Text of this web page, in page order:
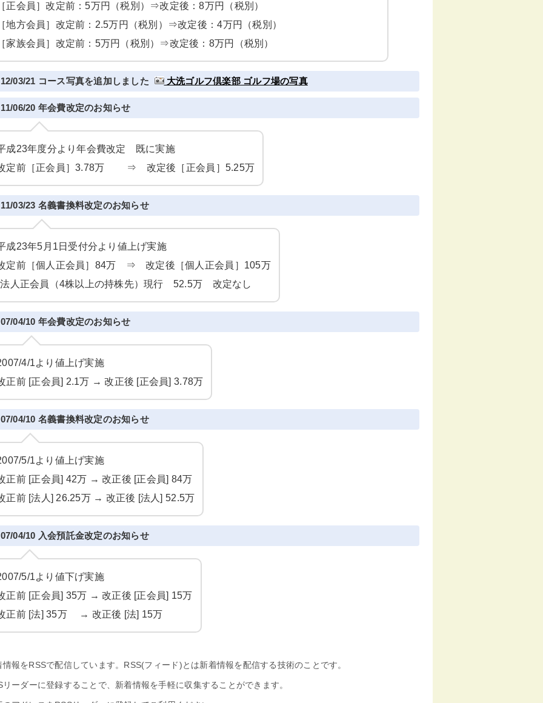
正会員］改定前：5万円（税別）⇒改定後：8万円（税別）
地方会員］改定前：2.5万円（税別）⇒改定後：4万円（税別）
家族会員］改定前：5万円（税別）⇒改定後：8万円（税別）
03/21 コース写真を追加しました 大洗ゴルフ倶楽部 ゴルフ場の写真
06/20 年会費改定のお知らせ
成23年度分より年会費改定 既に実施
定前［正会員］3.78万 ⇒ 改定後［正会員］5.25万
03/23 名義書換料改定のお知らせ
成23年5月1日受付分より値上げ実施
定前［個人正会員］84万 ⇒ 改定後［個人正会員］105万
人正会員（4株以上の持株先）現行 52.5万 改定なし
04/10 年会費改定のお知らせ
4/1より値上げ実施
正前 [正会員] 2.1万 → 改正後 [正会員] 3.78万
04/10 名義書換料改定のお知らせ
5/1より値上げ実施
正前 [正会員] 42万 → 改正後 [正会員] 84万
正前 [法人] 26.25万 → 改正後 [法人] 52.5万
04/10 入会預託金改定のお知らせ
5/1より値下げ実施
正前 [正会員] 35万 → 改正後 [正会員] 15万
正前 [法] 35万 → 改正後 [法] 15万
情報をRSSで配信しています。RSS(フィード)とは新着情報を配信する技術のことです。
リーダーに登録することで、新着情報を手軽に収集することができます。